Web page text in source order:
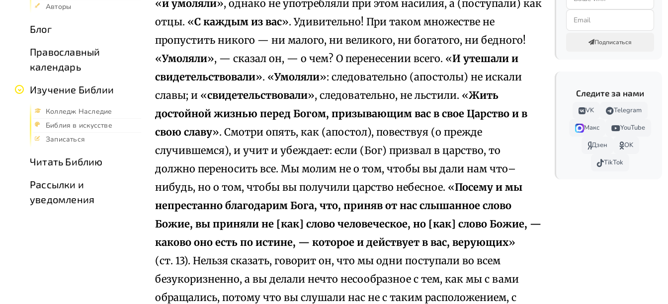
Авторы
Блог
Православный
календарь
Изучение Библии
Колледж Наследие
Библия в искусстве
Записаться
Читать Библию
Рассылки и
уведомления
«и умоляли», однако не употребляли при этом насилия, а (поступали) как
отцы. «С каждым из вас». Удивительно! При таком множестве не
пропустить никого — ни малого, ни великого, ни богатого, ни бедного!
«Умоляли», — сказал он, — о чем? О перенесении всего. «И утешали и
свидетельствовали». «Умоляли»: следовательно (апостолы) не искали
славы; и «свидетельствовали», следовательно, не льстили. «Жить
достойной жизнью перед Богом, призывающим вас в свое Царство и в
свою славу». Смотри опять, как (апостол), повествуя (о прежде
случившемся), и учит и убеждает: если (Бог) призвал в царство, то
должно переносить все. Мы молим не о том, чтобы вы дали нам что–
нибудь, но о том, чтобы вы получили царство небесное. «Посему и мы
непрестанно благодарим Бога, что, приняв от нас слышанное слово
Божие, вы приняли не [как] слово человеческое, но [как] слово Божие, —
каково оно есть по истине, — которое и действует в вас, верующих»
(ст. 13). Нельзя сказать, говорит он, что мы одни поступали во всем
безукоризненно, а вы делали нечто несообразное с тем, как мы с вами
обращались, потому что вы слушали нас не с таким расположением, с
Подписаться
Следите за нами
VK
Telegram
Макс
YouTube
Дзен
OK
TikTok